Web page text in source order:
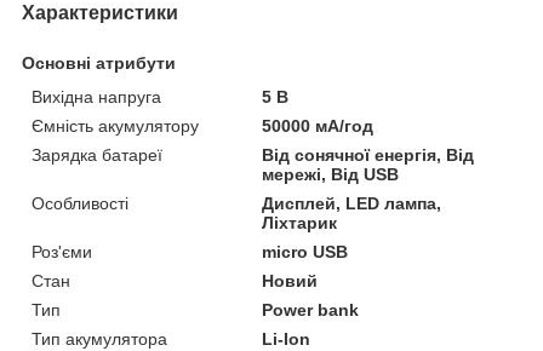
Характеристики
Основні атрибути
Вихідна напруга
5 В
Ємність акумулятору
50000 мА/год
Зарядка батареї
Від сонячної енергія, Від
мережі, Від USB
Особливості
Дисплей, LED лампа,
Ліхтарик
Роз'єми
micro USB
Стан
Новий
Тип
Power bank
Тип акумулятора
Li-Ion